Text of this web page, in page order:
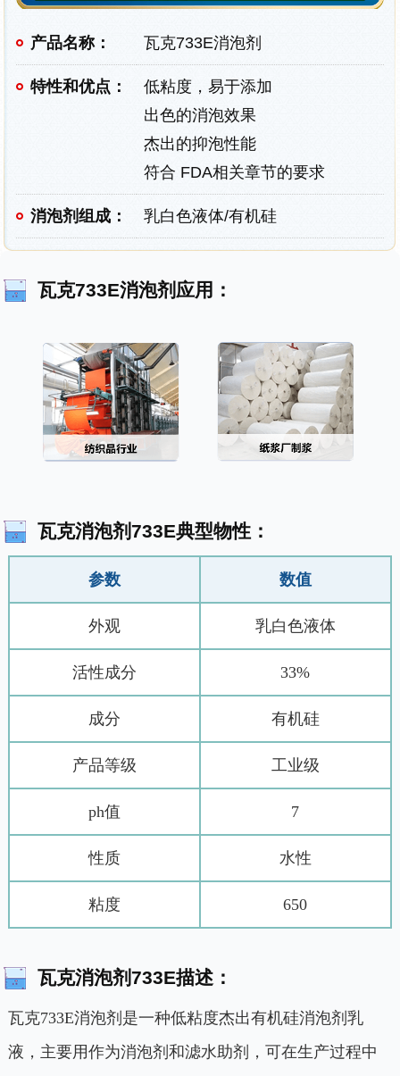
产品名称： 瓦克733E消泡剂
特性和优点：
低粘度，易于添加
出色的消泡效果
杰出的抑泡性能
符合 FDA相关章节的要求
消泡剂组成： 乳白色液体/有机硅
瓦克733E消泡剂应用：
瓦克消泡剂733E典型物性：
参数
外观
活性成分
成分
产品等级
ph值
性质
粘度
数值
乳白色液体
33%
有机硅
工业级
7
水性
650
瓦克消泡剂733E描述：
瓦克733E消泡剂是一种低粘度杰出有机硅消泡剂乳
液，主要用作为消泡剂和滤水助剂，可在生产过程中